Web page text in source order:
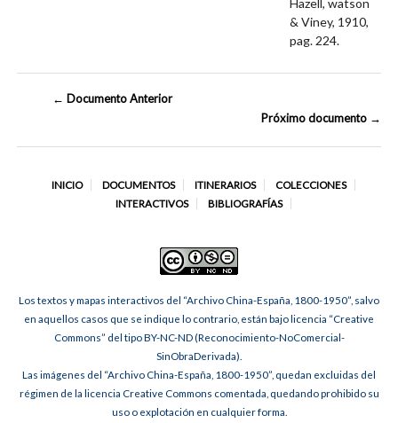
& Viney, 1910,
pag. 224.
← Documento Anterior
Próximo documento →
INICIO DOCUMENTOS ITINERARIOS
COLECCIONES
INTERACTIVOS
BIBLIOGRAFÍAS
Los textos y mapas interactivos del “Archivo China-España, 1800-1950”, salvo
en aquellos casos que se indique lo contrario, están bajo licencia “Creative
Commons” del tipo BY-NC-ND (Reconocimiento-NoComercial-
SinObraDerivada).
Las imágenes del “Archivo China-España, 1800-1950”, quedan excluidas del
régimen de la licencia Creative Commons comentada, quedando prohibido su
uso o explotación en cualquier forma.